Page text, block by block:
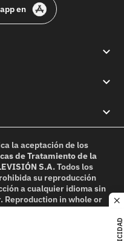
en
la aceptación de los
de Tratamiento de la
S.A.Todos los
su reproducción
a cualquier idioma sin
Reproduction in whole or